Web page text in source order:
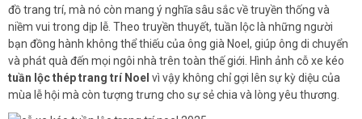
đồ trang trí, mà nó còn mang ý nghĩa sâu sắc về truyền thống và
niềm vui trong dịp lễ. Theo truyền thuyết, tuần lộc là những người
bạn đồng hành không thể thiếu của ông già Noel, giúp ông di chuyển
và phát quà đến mọi ngôi nhà trên toàn thế giới. Hình ảnh cỗ xe kéo
tuần lộc thép trang trí Noel vì vậy không chỉ gợi lên sự kỳ diệu của
mùa lễ hội mà còn tượng trưng cho sự sẻ chia và lòng yêu thương.